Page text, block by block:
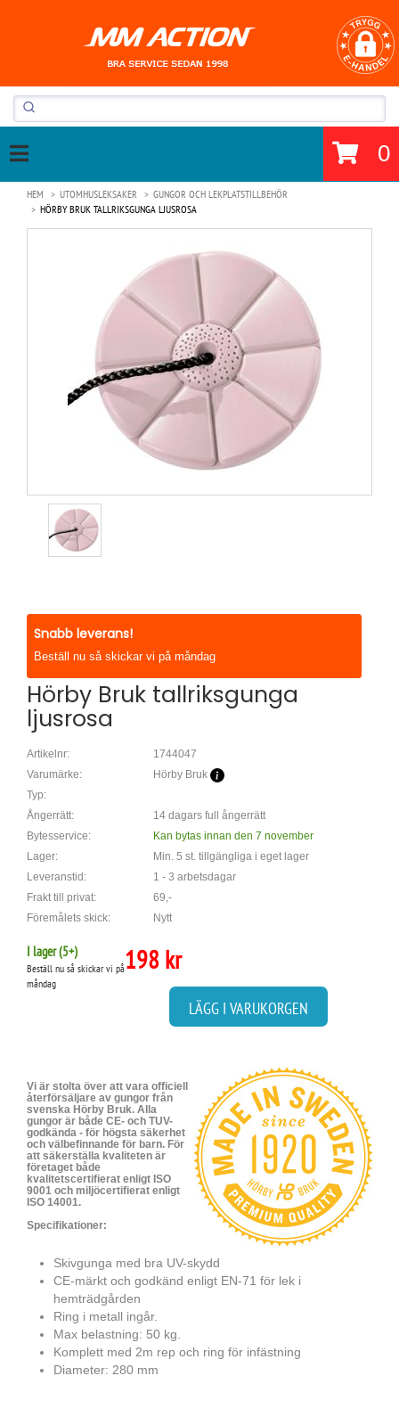
0
HEM UTOMHUSLEKSAKER
GUNGOR OCH LEKPLATSTILLBEHÖR
HÖRBY BRUK TALLRIKSGUNGA LJUSROSA
Snabb leverans!
Beställ nu så skickar vi på måndag
Hörby Bruk tallriksgunga
ljusrosa
Artikelnr:
1744047
Varumärke:
Hörby Bruk
Typ:
Ångerrätt:
14 dagars full ångerrätt
Bytesservice:
Kan bytas innan den 7 november
Lager:
Min. 5 st. tillgängliga i eget lager
Leveranstid:
1 - 3 arbetsdagar
Frakt till privat:
69,-
Föremålets skick:
Nytt
I lager (5+)
Beställ nu så skickar vi på
måndag
198 kr
LÄGG I VARUKORGEN
Vi är stolta över att vara officiell
återförsäljare av gungor från
svenska Hörby Bruk. Alla
gungor är både CE- och TUV-
godkända - för högsta säkerhet
och välbefinnande för barn. För
att säkerställa kvaliteten är
företaget både
kvalitetscertifierat enligt ISO
9001 och miljöcertifierat enligt
ISO 14001.
Specifikationer:
Skivgunga med bra UV-skydd
CE-märkt och godkänd enligt EN-71 för lek i
hemträdgården
Ring i metall ingår.
Max belastning: 50 kg.
Komplett med 2m rep och ring för infästning
Diameter: 280 mm